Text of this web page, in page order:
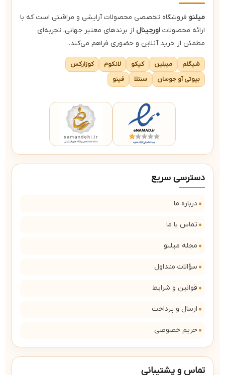
میلنو فروشگاه تخصصی محصولات آرایشی و مراقبتی است که با
ارائه محصولات اورجینال از برندهای معتبر جهانی، تجربه‌ای
مطمئن از خرید آنلاین و حضوری فراهم می‌کند.
شیگلم میبلین کیکو لانکوم
کوزارکس
بیوتی آو جوسان
سنتلا فینو
دسترسی سریع
درباره ما
تماس با ما
مجله میلنو
سؤالات متداول
قوانین و شرایط
ارسال و پرداخت
حریم خصوصی
تماس و پشتیبانی